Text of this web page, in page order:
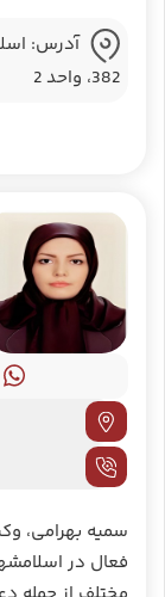
382، واحد 2
سمیه بهرامی،